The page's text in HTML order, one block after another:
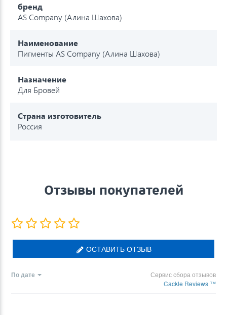
бренд
AS Company (Алина Шахова)
Наименование
Пигменты AS Company (Алина Шахова)
Назначение
Для Бровей
Страна изготовитель
Россия
Отзывы покупателей
ОСТАВИТЬ ОТЗЫВ
По дате
Сервис сбора отзывов
Cackle Reviews ™